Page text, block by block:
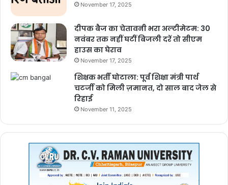
November 17, 2025
दीपक बैज का चेतावनी भरा अल्टीमेटम: 30
नवंबर तक नहीं घटीं बिजली दरें तो सीएम
हाउस का घेराव
November 17, 2025
शिक्षक भर्ती घोटाला: पूर्व शिक्षा मंत्री पार्थ
चटर्जी को मिली ज़मानत, दो साल बाद जेल से
रिहाई
November 11, 2025